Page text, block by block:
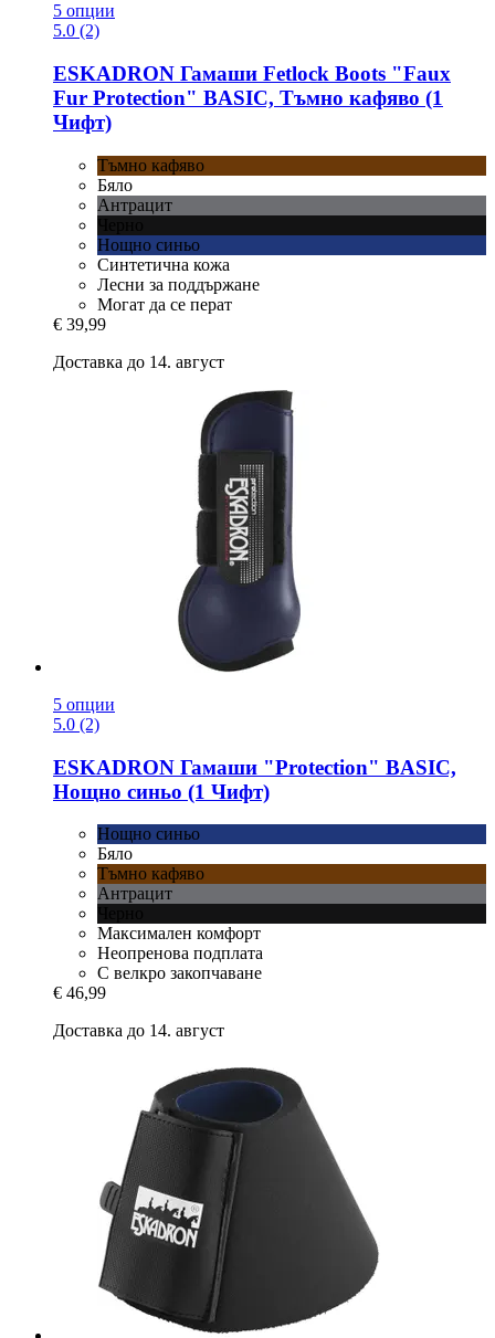
5 опции
5.0 (2)
ESKADRON Гамаши Fetlock Boots "Faux
Fur Protection" BASIC, Тъмно кафяво (1
Чифт)
Тъмно кафяво
Бяло
Антрацит
Нощно синьо
Синтетична кожа
Лесни за поддържане
Могат да се перат
€ 39,99
Доставка до 14. август
5 опции
5.0 (2)
ESKADRON Гамаши "Protection" BASIC,
Нощно синьо (1 Чифт)
Нощно синьо
Бяло
Тъмно кафяво
Антрацит
Максимален комфорт
Неопренова подплата
С велкро закопчаване
€ 46,99
Доставка до 14. август